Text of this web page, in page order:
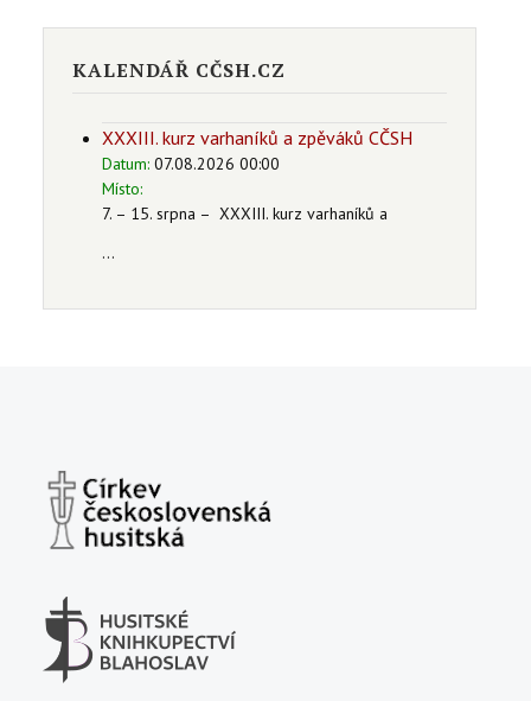
KALENDÁŘ CČSH.CZ
XXXIII. kurz varhaníků a zpěváků CČSH
Datum: 07.08.2026 00:00
Místo:
7. – 15. srpna – XXXIII. kurz varhaníků a
...